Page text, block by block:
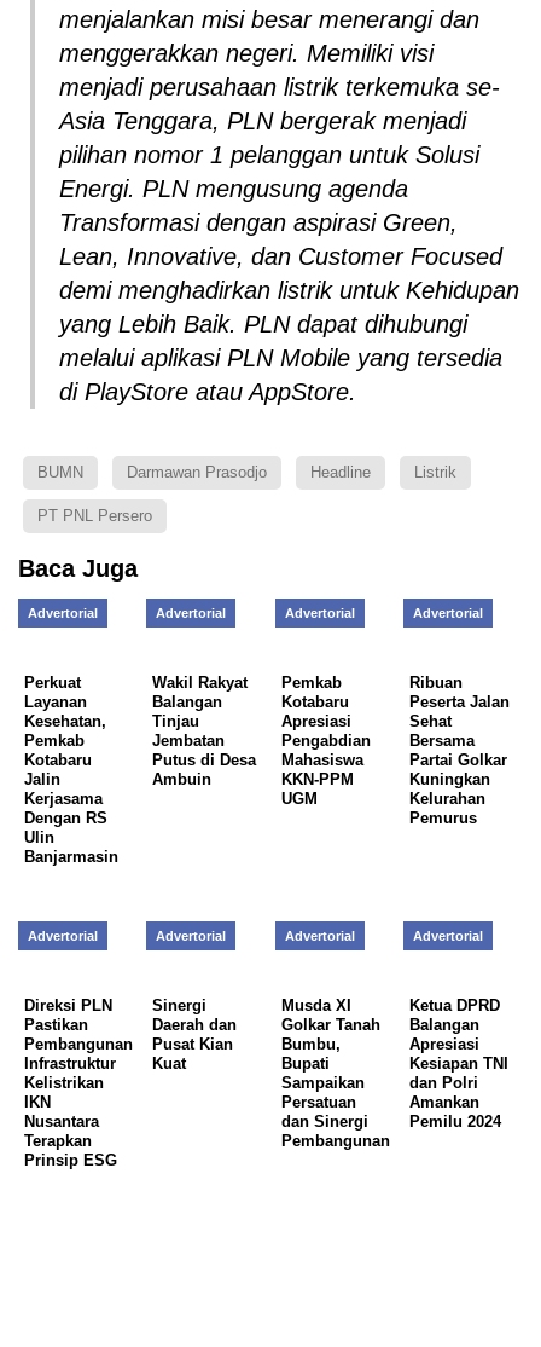
menjalankan misi besar menerangi dan
menggerakkan negeri. Memiliki visi
menjadi perusahaan listrik terkemuka se-
Asia Tenggara, PLN bergerak menjadi
pilihan nomor 1 pelanggan untuk Solusi
Energi. PLN mengusung agenda
Transformasi dengan aspirasi Green,
Lean, Innovative, dan Customer Focused
demi menghadirkan listrik untuk Kehidupan
yang Lebih Baik. PLN dapat dihubungi
melalui aplikasi PLN Mobile yang tersedia
di PlayStore atau AppStore.
BUMN Darmawan Prasodjo Headline Listrik
PT PNL Persero
Baca Juga
Advertorial
Perkuat
Layanan
Kesehatan,
Pemkab
Kotabaru
Jalin
Kerjasama
Dengan RS
Ulin
Banjarmasin
Advertorial
Wakil Rakyat
Balangan
Tinjau
Jembatan
Putus di Desa
Ambuin
Advertorial
Pemkab
Kotabaru
Apresiasi
Pengabdian
Mahasiswa
KKN-PPM
UGM
Advertorial
Ribuan
Peserta Jalan
Sehat
Bersama
Partai Golkar
Kuningkan
Kelurahan
Pemurus
Advertorial
Direksi PLN
Pastikan
Pembangunan
Infrastruktur
Kelistrikan
IKN
Nusantara
Terapkan
Prinsip ESG
Advertorial
Sinergi
Daerah dan
Pusat Kian
Kuat
Advertorial
Musda XI
Golkar Tanah
Bumbu,
Bupati
Sampaikan
Persatuan
dan Sinergi
Pembangunan
Advertorial
Ketua DPRD
Balangan
Apresiasi
Kesiapan TNI
dan Polri
Amankan
Pemilu 2024